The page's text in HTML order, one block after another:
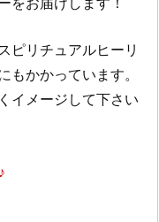
ピリチュアルヒーリ
もかかっています。
イメージして下さい